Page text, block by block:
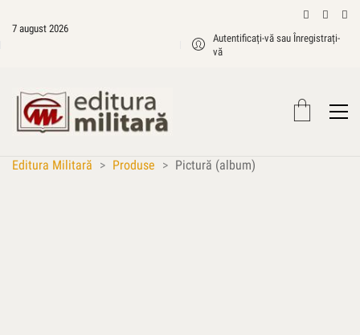
7 august 2026
Autentificați-vă sau Înregistrați-
vă
Editura Militară > Produse > Pictură (album)